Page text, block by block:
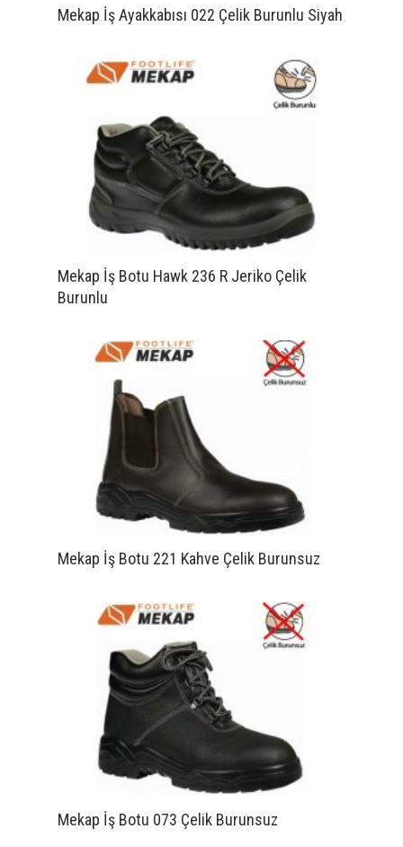
Mekap İş Ayakkabısı 022 Çelik Burunlu Siyah
Mekap İş Botu Hawk 236 R Jeriko Çelik
Burunlu
Mekap İş Botu 221 Kahve Çelik Burunsuz
Mekap İş Botu 073 Çelik Burunsuz